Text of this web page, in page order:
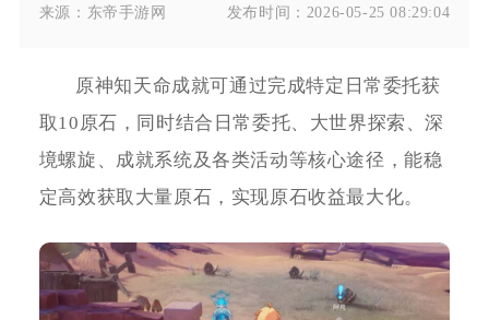
来源： 东帝手游网 发布时间： 2026-05-25 08:29:04
原神知天命成就可通过完成特定日常委托获
取10原石，同时结合日常委托、大世界探索、深
境螺旋、成就系统及各类活动等核心途径，能稳
定高效获取大量原石，实现原石收益最大化。